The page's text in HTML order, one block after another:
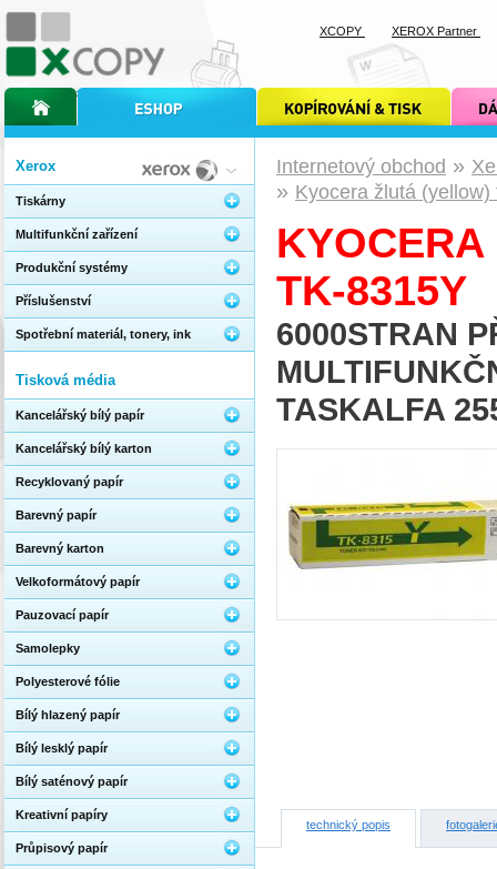
Internetový obchod »
» Kyocera žlutá
TK-8315Y
6000STRAN
TASKALFA
technický popis
Xerox
Tiskárny
Multifunkční zařízení
Produkční systémy
Příslušenství
Spotřební materiál, tonery, ink
Tisková média
Kancelářský bílý papír
Kancelářský bílý karton
Recyklovaný papír
Barevný papír
Barevný karton
Velkoformátový papír
Pauzovací papír
Samolepky
Polyesterové fólie
Bílý hlazený papír
Bílý lesklý papír
Bílý saténový papír
Kreativní papíry
Průpisový papír
úvodní stránka xcopyinternetový obchod xcopy kopírování a tisk xcopy dárkové
XCOPY XEROX Partner